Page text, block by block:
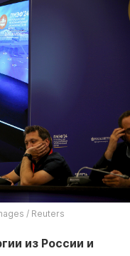
/ Reuters
из России и